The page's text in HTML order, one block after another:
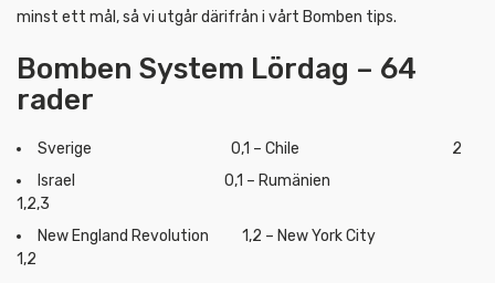
minst ett mål, så vi utgår därifrån i vårt Bomben tips.
Bomben System Lördag – 64
rader
Sverige 0,1 – Chile 2
Israel 0,1 – Rumänien
1,2,3
New England Revolution 1,2 – New York City
1,2